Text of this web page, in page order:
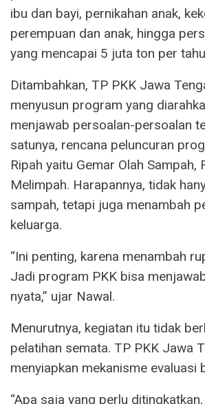
ibu dan bayi, pernikahan anak,
perempuan dan anak, hingga
yang mencapai 5 juta ton per
Ditambahkan, TP PKK Jawa
menyusun program yang
menjawab persoalan-persoalan
satunya, rencana peluncuran
Ripah yaitu Gemar Olah Sampah,
Melimpah. Harapannya, tidak
sampah, tetapi juga menambah
keluarga.
“Ini penting, karena menambah
Jadi program PKK bisa
nyata,” ujar Nawal.
Menurutnya, kegiatan itu tidak
pelatihan semata. TP PKK Jawa
menyiapkan mekanisme evaluasi
“Apa saja yang perlu